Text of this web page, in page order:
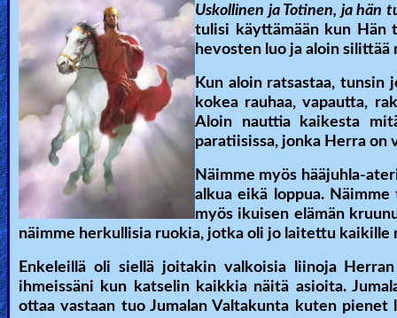
Bible
Questions
Something
Funny...
2nd
Page,
Older
Material
Uskollinen ja Totinen, ja hän
tulisi käyttämään kun Hän
hevosten luo ja aloin
Kun aloin ratsastaa, tunsin
kokea rauhaa, vapautta,
Aloin nauttia kaikesta
paratiisissa, jonka Herra on
Näimme myös hääjuhla-
alkua eikä loppua.
myös ikuisen elämän
näimme herkullisia ruokia, jotka oli jo laitettu kaikille
Enkeleillä oli siellä joitakin valkoisia liinoja
ihmeissäni kun katselin kaikkia näitä asioita.
ottaa vastaan tuo Jumalan Valtakunta kuten pienet